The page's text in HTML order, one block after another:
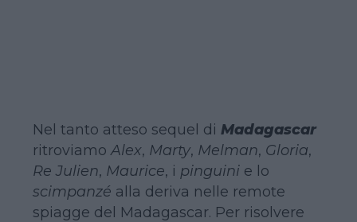
Nel tanto atteso sequel di Madagascar
ritroviamoAlex, Marty, Melman, Gloria,
Re Julien, Maurice, i pinguinie lo
scimpanzé alla deriva nelle remote
spiagge del Madagascar. Per risolvere